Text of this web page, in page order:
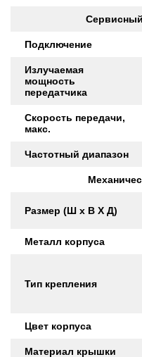
Подключение
Излучаемая
мощность
передатчика
Скорость передачи,
макс.
Частотный диапазон
Размер (Ш x В X Д)
Металл корпуса
Тип крепления
Цвет корпуса
Материал крышки